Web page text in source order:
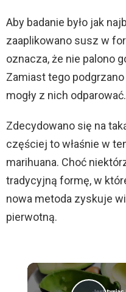
Aby badanie było jak
zaaplikowano susz w
oznacza, że nie palono
Zamiast tego
mogły z nich odparować.
Zdecydowano się na
częściej to właśnie w
marihuana. Choć
tradycyjną formę, w
nowa metoda zyskuje
pierwotną.